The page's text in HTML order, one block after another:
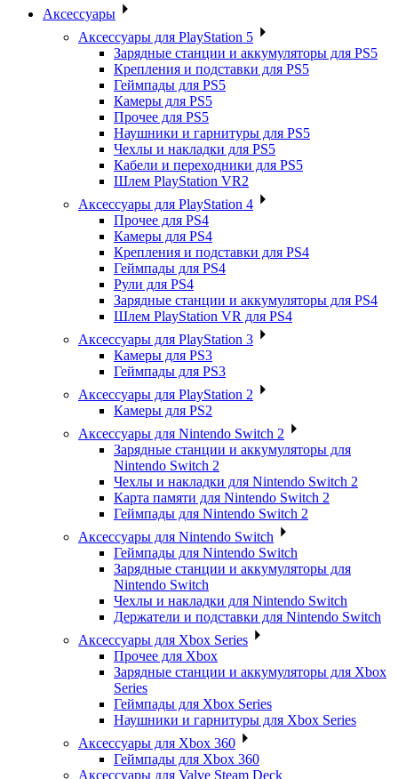
Аксессуары
Аксессуары для PlayStation 5
Зарядные станции и аккумуляторы для PS5
Крепления и подставки для PS5
Геймпады для PS5
Камеры для PS5
Прочее для PS5
Наушники и гарнитуры для PS5
Чехлы и накладки для PS5
Кабели и переходники для PS5
Шлем PlayStation VR2
Аксессуары для PlayStation 4
Прочее для PS4
Камеры для PS4
Крепления и подставки для PS4
Геймпады для PS4
Рули для PS4
Зарядные станции и аккумуляторы для PS4
Шлем PlayStation VR для PS4
Аксессуары для PlayStation 3
Камеры для PS3
Геймпады для PS3
Аксессуары для PlayStation 2
Камеры для PS2
Аксессуары для Nintendo Switch 2
Зарядные станции и аккумуляторы для
Nintendo Switch 2
Чехлы и накладки для Nintendo Switch 2
Карта памяти для Nintendo Switch 2
Геймпады для Nintendo Switch 2
Аксессуары для Nintendo Switch
Геймпады для Nintendo Switch
Зарядные станции и аккумуляторы для
Nintendo Switch
Чехлы и накладки для Nintendo Switch
Держатели и подставки для Nintendo Switch
Аксессуары для Xbox Series
Прочее для Xbox
Зарядные станции и аккумуляторы для Xbox
Series
Геймпады для Xbox Series
Наушники и гарнитуры для Xbox Series
Аксессуары для Xbox 360
Геймпады для Xbox 360
Аксессуары для Valve Steam Deck